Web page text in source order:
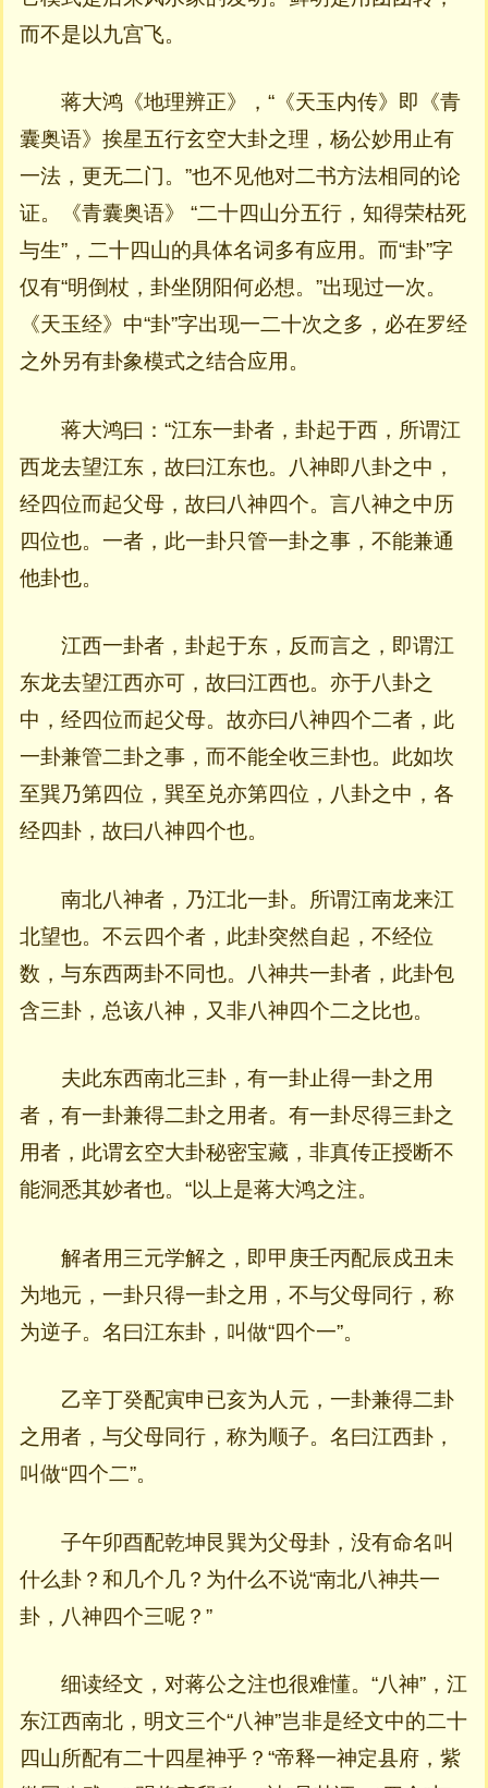
而不是以九宫飞。
蒋大鸿《地理辨正》，“《天玉内传》即《青
囊奥语》挨星五行玄空大卦之理，杨公妙用止有
一法，更无二门。”也不见他对二书方法相同的论
证。《青囊奥语》 “二十四山分五行，知得荣枯死
与生”，二十四山的具体名词多有应用。而“卦”字
仅有“明倒杖，卦坐阴阳何必想。”出现过一次。
《天玉经》中“卦”字出现一二十次之多，必在罗经
之外另有卦象模式之结合应用。
蒋大鸿曰：“江东一卦者，卦起于西，所谓江
西龙去望江东，故曰江东也。八神即八卦之中，
经四位而起父母，故曰八神四个。言八神之中历
四位也。一者，此一卦只管一卦之事，不能兼通
他卦也。
江西一卦者，卦起于东，反而言之，即谓江
东龙去望江西亦可，故曰江西也。亦于八卦之
中，经四位而起父母。故亦曰八神四个二者，此
一卦兼管二卦之事，而不能全收三卦也。此如坎
至巽乃第四位，巽至兑亦第四位，八卦之中，各
经四卦，故曰八神四个也。
南北八神者，乃江北一卦。所谓江南龙来江
北望也。不云四个者，此卦突然自起，不经位
数，与东西两卦不同也。八神共一卦者，此卦包
含三卦，总该八神，又非八神四个二之比也。
夫此东西南北三卦，有一卦止得一卦之用
者，有一卦兼得二卦之用者。有一卦尽得三卦之
用者，此谓玄空大卦秘密宝藏，非真传正授断不
能洞悉其妙者也。“以上是蒋大鸿之注。
解者用三元学解之，即甲庚壬丙配辰戍丑未
为地元，一卦只得一卦之用，不与父母同行，称
为逆子。名曰江东卦，叫做“四个一”。
乙辛丁癸配寅申已亥为人元，一卦兼得二卦
之用者，与父母同行，称为顺子。名曰江西卦，
叫做“四个二”。
子午卯酉配乾坤艮巽为父母卦，没有命名叫
什么卦？和几个几？为什么不说“南北八神共一
卦，八神四个三呢？”
细读经文，对蒋公之注也很难懂。“八神”，江
东江西南北，明文三个“八神”岂非是经文中的二十
四山所配有二十四星神乎？“帝释一神定县府，紫